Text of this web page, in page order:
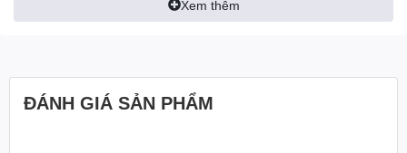
Hạt tiêu
Ngô, lúa mì, lúa mạch
Xem thêm
ĐÁNH GIÁ SẢN PHẨM